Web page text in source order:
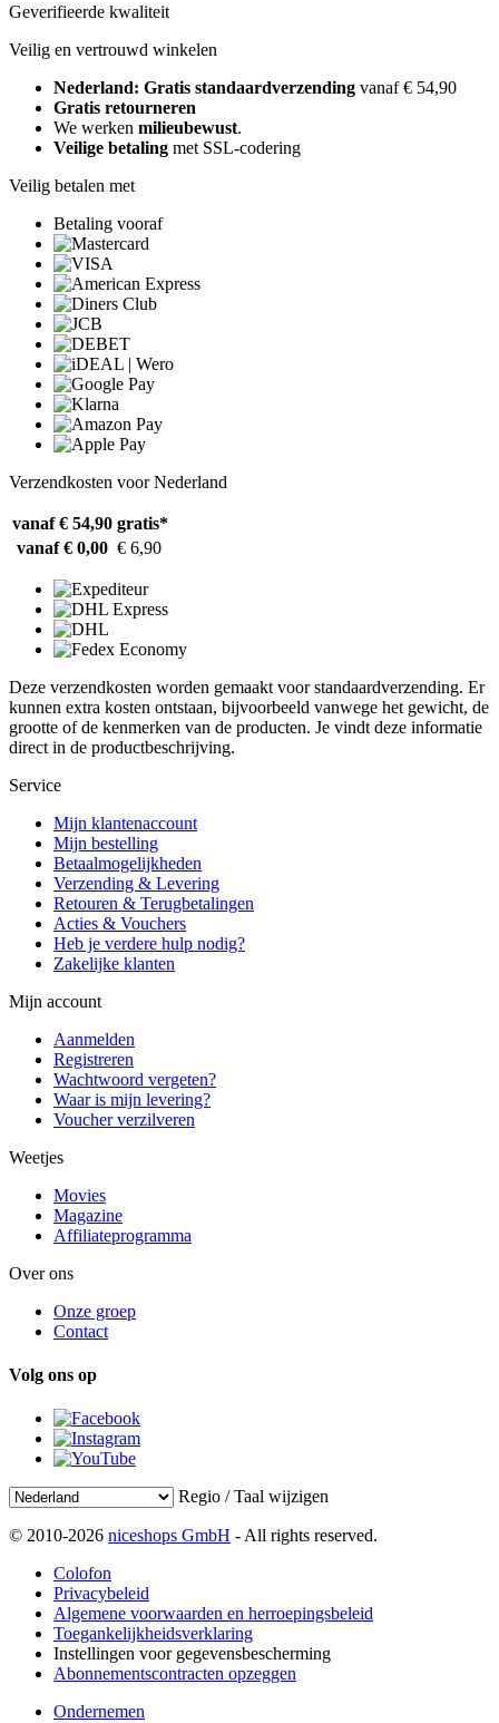
Geverifieerde kwaliteit
Veilig en vertrouwd winkelen
Nederland: Gratis standaardverzending vanaf € 54,90
Gratis retourneren
We werken milieubewust.
Veilige betaling met SSL-codering
Veilig betalen met
Betaling vooraf
Verzendkosten voor Nederland
vanaf € 54,90 gratis*
vanaf € 0,00 € 6,90
Deze verzendkosten worden gemaakt voor standaardverzending. Er
kunnen extra kosten ontstaan, bijvoorbeeld vanwege het gewicht, de
grootte of de kenmerken van de producten. Je vindt deze informatie
direct in de productbeschrijving.
Service
Mijn klantenaccount
Mijn bestelling
Betaalmogelijkheden
Verzending & Levering
Retouren & Terugbetalingen
Acties & Vouchers
Heb je verdere hulp nodig?
Zakelijke klanten
Mijn account
Aanmelden
Registreren
Wachtwoord vergeten?
Waar is mijn levering?
Voucher verzilveren
Weetjes
Movies
Magazine
Affiliateprogramma
Over ons
Onze groep
Contact
Volg ons op
Regio / Taal wijzigen
© 2010-2026 niceshops GmbH - All rights reserved.
Colofon
Privacybeleid
Algemene voorwaarden en herroepingsbeleid
Toegankelijkheidsverklaring
Instellingen voor gegevensbescherming
Abonnementscontracten opzeggen
Ondernemen